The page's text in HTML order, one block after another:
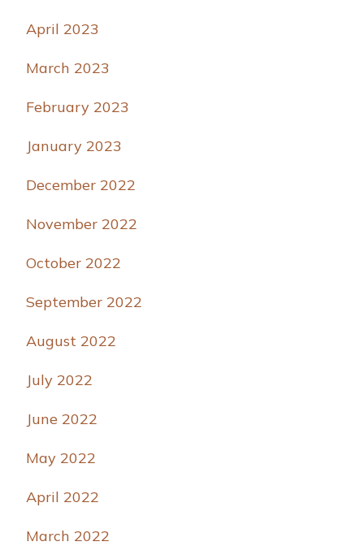
April 2023
March 2023
February 2023
January 2023
December 2022
November 2022
October 2022
September 2022
August 2022
July 2022
June 2022
May 2022
April 2022
March 2022